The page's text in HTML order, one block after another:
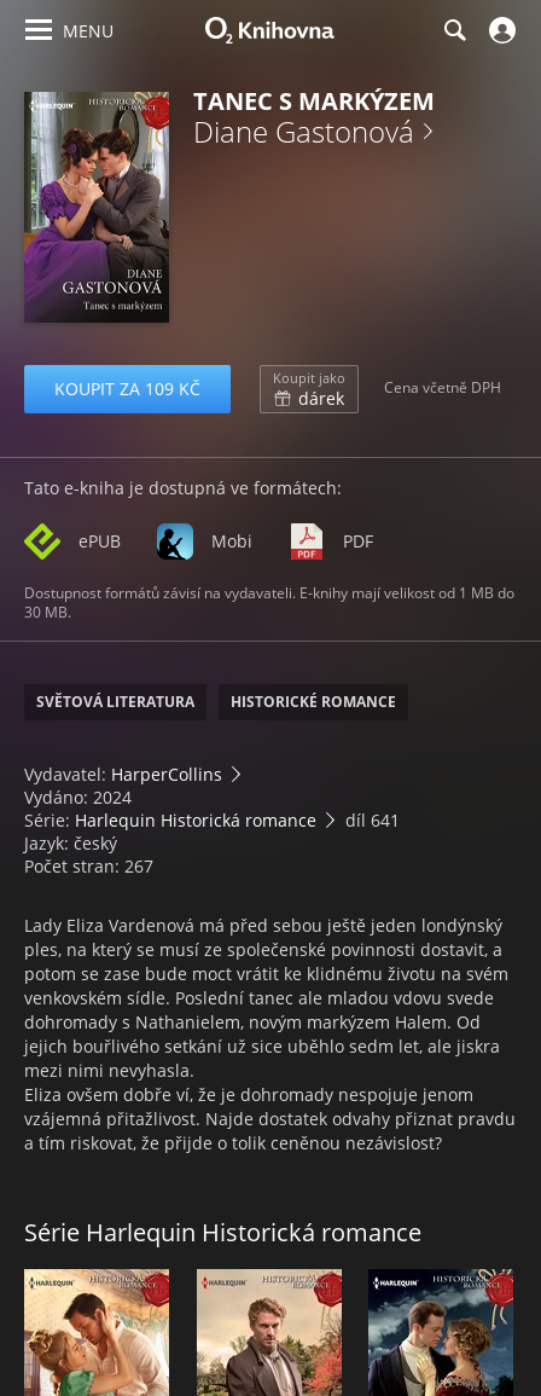
MENU
TANEC S MARKÝZEM
Diane Gastonová
KOUPIT ZA 109 KČ Koupit jako
dárek Cena včetně DPH
Tato e-kniha je dostupná ve formátech:
ePUB Mobi PDF
Dostupnost formátů závisí na vydavateli. E-knihy mají velikost od 1 MB do
30 MB.
SVĚTOVÁ LITERATURA HISTORICKÉ ROMANCE
Vydavatel: HarperCollins
Vydáno: 2024
Série: Harlequin Historická romance
díl 641
Jazyk: český
Počet stran: 267
Lady Eliza Vardenová má před sebou ještě jeden londýnský
ples, na který se musí ze společenské povinnosti dostavit, a
potom se zase bude moct vrátit ke klidnému životu na svém
venkovském sídle. Poslední tanec ale mladou vdovu svede
dohromady s Nathanielem, novým markýzem Halem. Od
jejich bouřlivého setkání už sice uběhlo sedm let, ale jiskra
mezi nimi nevyhasla.
Eliza ovšem dobře ví, že je dohromady nespojuje jenom
vzájemná přitažlivost. Najde dostatek odvahy přiznat pravdu
a tím riskovat, že přijde o tolik ceněnou nezávislost?
Série Harlequin Historická romance